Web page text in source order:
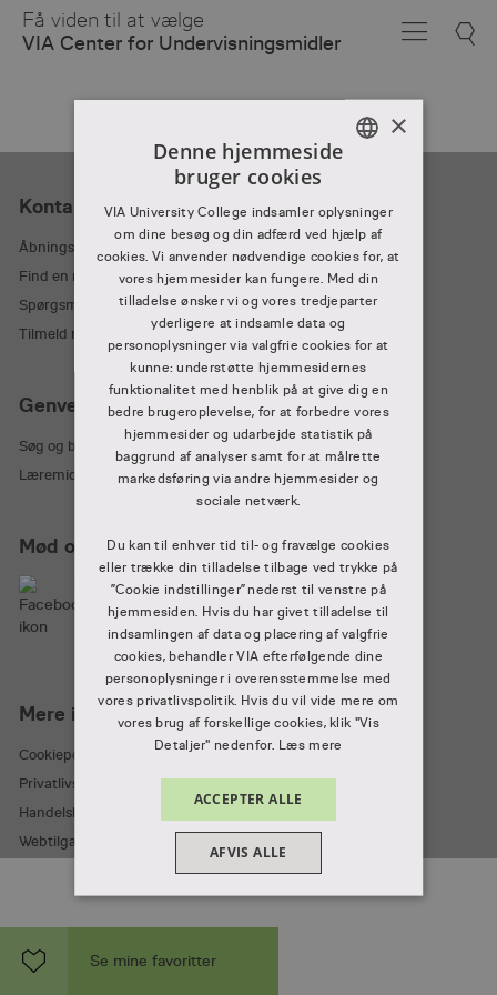
Skip
Main
Få viden til at vælge
VIA Center for Undervisningsmidler
Kontakt
Åbningstider
Find en medarbejder
Spørgsmål og svar
Tilmeld nyhedsbrev
Genveje
Søg og bestil på mitCFU
Læremidler – levering og aflevering
Mød os på
Mere information
Cookiepolitik
Privatlivspolitik
Handelsbetingelser
Webtilgængelighedserklæring
Se mine favoritter
DANISH
×
Denne hjemmeside
bruger cookies
VIA University College indsamler oplysninger
om dine besøg og din adfærd ved hjælp af
cookies. Vi anvender nødvendige cookies for, at
vores hjemmesider kan fungere. Med din
tilladelse ønsker vi og vores tredjeparter
yderligere at indsamle data og
personoplysninger via valgfrie cookies for at
kunne: understøtte hjemmesidernes
funktionalitet med henblik på at give dig en
bedre brugeroplevelse, for at forbedre vores
hjemmesider og udarbejde statistik på
baggrund af analyser samt for at målrette
markedsføring via andre hjemmesider og
sociale netværk.
Du kan til enhver tid til- og fravælge cookies
eller trække din tilladelse tilbage ved trykke på
”Cookie indstillinger” nederst til venstre på
hjemmesiden. Hvis du har givet tilladelse til
indsamlingen af data og placering af valgfrie
cookies, behandler VIA efterfølgende dine
personoplysninger i overensstemmelse med
vores privatlivspolitik. Hvis du vil vide mere om
vores brug af forskellige cookies, klik "Vis
Detaljer" nedenfor. Læs mere
ACCEPTER ALLE
AFVIS ALLE